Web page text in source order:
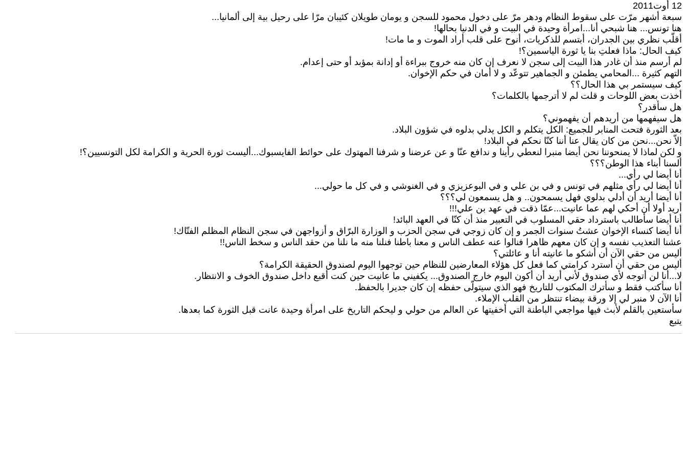
12 أوت2011
سبعة أشهر مرّت على سقوط النظام ودهر مرّ على دخول محمود للسجن و يومان طويلان كئيبان مرّا على رحيل بية إلى ألمانيا...
هنا تونس... هنا شبحي أنا...امرأة وحيدة في البيت و في الدنيا بحالها!
أقلّب نظري بين الجدران، أبتسم للذكريات، أنوح على قلب أراد الموت و ما مات!
كيف الحال: ماذا فعلتِ بنا يا ثورة الياسمين؟!
لم أرسم منذ أن غادر هذا البيت إلى سجن لا نعرف إن كان منه خروج ببراءة أو إدانة بمؤبد أو حتى إعدام.
التهم كثيرة ...المحامي يطمئن و الجماهير تتوعّد و لا أمان في حكم الإخوان.
كيف سيستمر بي هذا الحال؟؟
أخذت بعض اللوحات و قلت لم لا أترجمها بالكلمات؟
هل سأقدر؟
هل سيفهمها من أريدهم أن يفهموني؟
بعد الثورة فتحت المنابر للجميع: الكل يتكلم و الكل يدلي بدلوه في شؤون البلاد.
إلاّ نحن...نحن من كان يقال عنا أننا كنّا نحكم في البلاد!
و لكن لماذا لا يمنحوننا نحن أيضا منبرا لنعطي رأينا و ندافع عنّا و عن عرضنا و شرفنا المهتوك على حوائط الفايسبوك...أليست ثورة الحرية و الكرامة لكل التونسيين؟!
ألسنا أبناء هذا الوطن؟؟؟
أنا أيضا لي رأي...
أنا أيضا لي رأي مثلهم في تونس و في بن علي و في البوعزيزي و في الغنوشي و في كل ما حولي...
أنا أيضا أريد أن أدلي بدلوي فهل يسمحون.. و هل يسمعون لي؟؟؟
أريد أولا أن أحكي لهم عما عانيت...عمّا ذقت في عهد بن علي!!!
أنا أيضا سأطالب باسترداد حقي المسلوب في التعبير منذ أن كنّا في العهد البائد!
أنا أيضا كنساء الإخوان عشتُ سنوات الجمر و إن كان زوجي في سجن الحزب و الوزارة البرّاق و أزواجهن في سجن النظام المظلم الفتّاك!
عشنا التعذيب نفسه و إن كان معهم ظاهرا فنالوا عنه عطف الناس و معنا باطنا فنلنا منه ما نلنا من حقد الناس و سخط الناس!!
أليس من حقي الآن أن أشكو ما عانيته أنا و عائلتي؟
أليس من حقي أن أسترد كرامتي كما فعل كل هؤلاء المعارضين للنظام حين توجهوا اليوم لصندوق الحقيقة الكرامة؟
لا...أنا لن أتوجه لأي صندوق لأني أريد أن أكون اليوم خارج الصندوق... يكفيني ما عانيت حين كنت أقبع داخل صندوق الخوف و الانتظار.
أنا سأكتب فقط و سأترك المكتوب للتاريخ فهو الذي سيتولّى حفظه إن كان جديرا بالحفظ.
أنا الآن لا منبر لي إلا ورقة بيضاء تنتظر من القلب الإملاء.
سأستعين بالقلم لأبث فيها مواجعي الباطنة التي أخفيتها عن العالم من حولي و ليحكم التاريخ على امرأة وحيدة عانت قبل الثورة كما بعدها.
يتبع